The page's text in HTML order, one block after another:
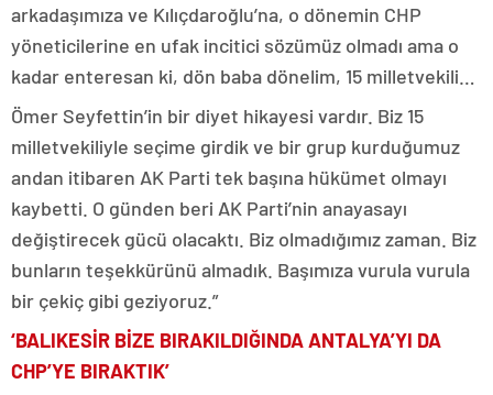
arkadaşımıza ve Kılıçdaroğlu’na, o dönemin CHP
yöneticilerine en ufak incitici sözümüz olmadı ama o
kadar enteresan ki, dön baba dönelim, 15 milletvekili…
Ömer Seyfettin’in bir diyet hikayesi vardır. Biz 15
milletvekiliyle seçime girdik ve bir grup kurduğumuz
andan itibaren AK Parti tek başına hükümet olmayı
kaybetti. O günden beri AK Parti’nin anayasayı
değiştirecek gücü olacaktı. Biz olmadığımız zaman. Biz
bunların teşekkürünü almadık. Başımıza vurula vurula
bir çekiç gibi geziyoruz.”
‘BALIKESİR BİZE BIRAKILDIĞINDA ANTALYA’YI DA
CHP’YE BIRAKTIK’